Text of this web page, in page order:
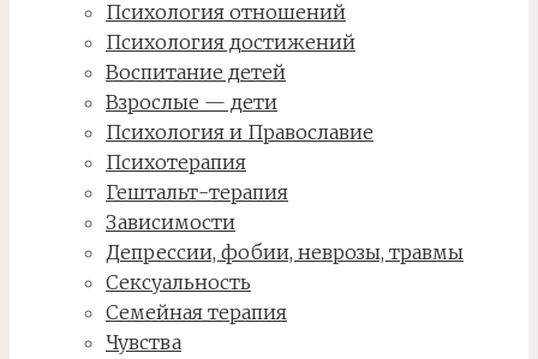
Психология отношений
Психология достижений
Воспитание детей
Взрослые — дети
Психология и Православие
Психотерапия
Гештальт-терапия
Зависимости
Депрессии, фобии, неврозы, травмы
Сексуальность
Семейная терапия
Чувства